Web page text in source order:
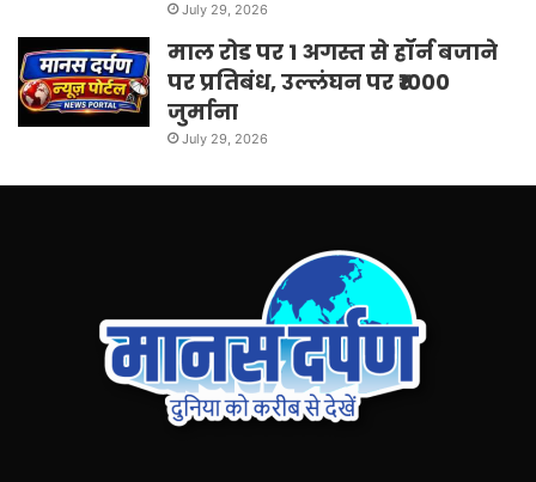
July 29, 2026
माल रोड पर 1 अगस्त से हॉर्न बजाने
पर प्रतिबंध, उल्लंघन पर ₹1000
जुर्माना
July 29, 2026